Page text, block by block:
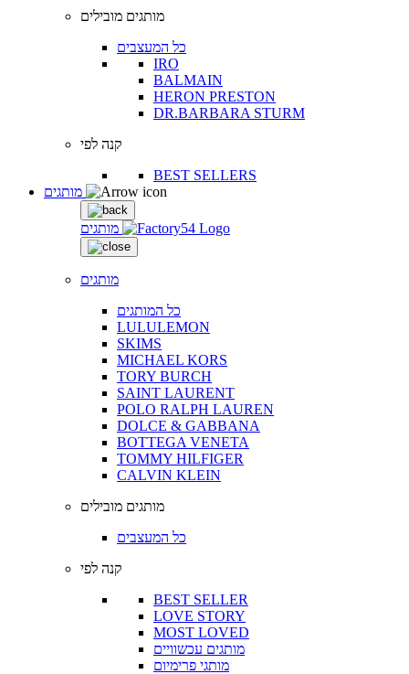
מותגים מובילים
כל המעצבים
IRO
BALMAIN
HERON PRESTON
DR.BARBARA STURM
קנה לפי
BEST SELLERS
מותגים
מותגים
כל המותגים
LULULEMON
SKIMS
MICHAEL KORS
TORY BURCH
SAINT LAURENT
POLO RALPH LAUREN
DOLCE & GABBANA
BOTTEGA VENETA
TOMMY HILFIGER
CALVIN KLEIN
מותגים מובילים
כל המעצבים
קנה לפי
BEST SELLER
LOVE STORY
MOST LOVED
מותגים עכשוויים
מותגי פרימיום